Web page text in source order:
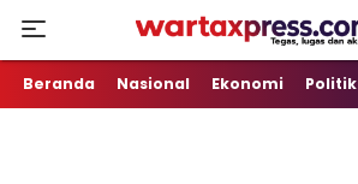
WartaXpress
Tegas, Lugas dan Akurat
Beranda Nasional Ekonomi Politik